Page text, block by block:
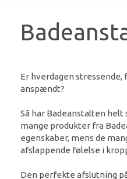
Er hverdagen
anspændt?
Så har Badeanstalten
mange produkter fra
egenskaber, mens de
afslappende følelse i
Den perfekte afslutning